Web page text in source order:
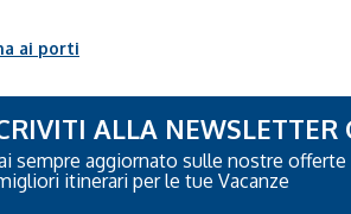
ai porti
ALLA NEWSLETTER
sempre aggiornato sulle nostre offerte
itinerari per le tue Vacanze